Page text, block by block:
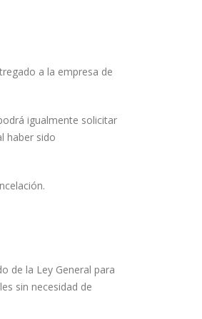
a la empresa de
igualmente solicitar
haber sido
de la Ley General para
sin necesidad de